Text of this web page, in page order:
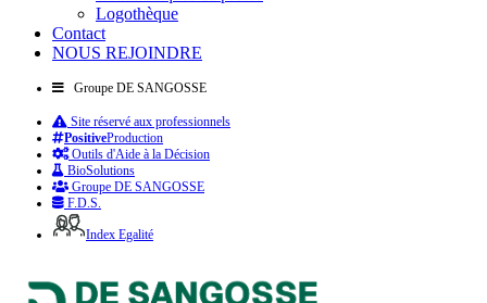
Logothèque
Contact
NOUS REJOINDRE
Groupe DE SANGOSSE
Site réservé aux professionnels
PositiveProduction
Outils d'Aide à la Décision
BioSolutions
Groupe DE SANGOSSE
F.D.S.
Index Egalité